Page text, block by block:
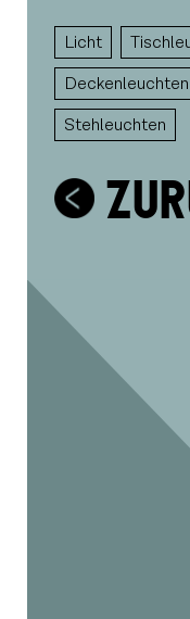
Licht
Deckenleuchten
Stehleuchten